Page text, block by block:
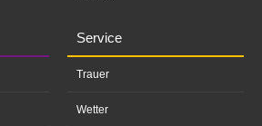
Service
Trauer
Wetter